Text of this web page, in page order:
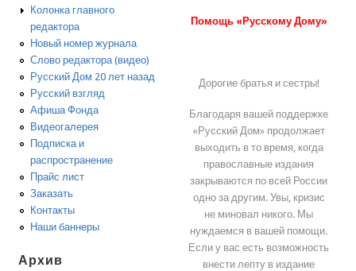
Колонка главного
редактора
Новый номер журнала
Слово редактора (видео)
Русский Дом 20 лет назад
Русский взгляд
Афиша Фонда
Видеогалерея
Подписка и
распространение
Прайс лист
Заказать
Контакты
Наши баннеры
Архив
Помощь «Русскому Дому»
Дорогие братья и сестры!
Благодаря вашей поддержке
«Русский Дом» продолжает
выходить в то время, когда
православные издания
закрываются по всей России
одно за другим. Увы, кризис
не миновал никого. Мы
нуждаемся в вашей помощи.
Если у вас есть возможность
внести лепту в издание